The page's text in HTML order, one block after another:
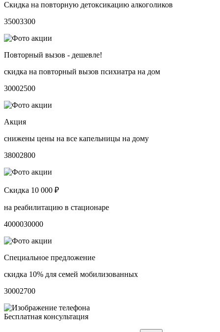
Скидка на повторную детоксикацию алкоголиков
35003300
Повторный вызов - дешевле!
скидка на повторный вызов психиатра на дом
30002500
Акция
снижены цены на все капельницы на дому
38002800
Скидка 10 000 ₽
на реабилитацию в стационаре
4000030000
Специальное предложение
скидка 10% для семей мобилизованных
30002700
Бесплатная консультация